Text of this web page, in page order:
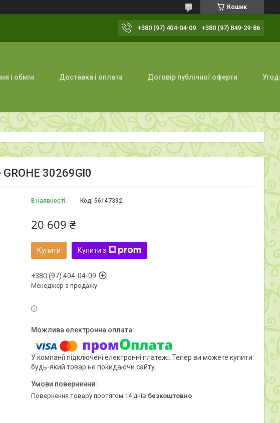
Кошик
+380 (97) 404-04-09 +380 (97) 849-29-86
і обмін Доставка і оплата Договір публічної оферти
30269Gl0
В наявності Код: 56147392
20 609 ₴
Купити Купити з
+380 (97) 404-04-09
Менеджер з продажу
У компанії підключені електронні платежі. Тепер ви можете купити
будь-який товар не покидаючи сайту.
повернення товару протягом 14 днів безкоштовно